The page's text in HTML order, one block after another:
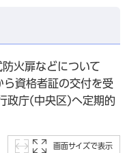
火扉などについて
資格者証の交付を受
政庁(中央区)へ定期的
画面サイズで表示